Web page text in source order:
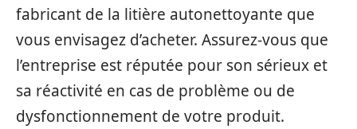
fabricant de la litière autonettoyante que
vous envisagez d’acheter. Assurez-vous que
l’entreprise est réputée pour son sérieux et
sa réactivité en cas de problème ou de
dysfonctionnement de votre produit.